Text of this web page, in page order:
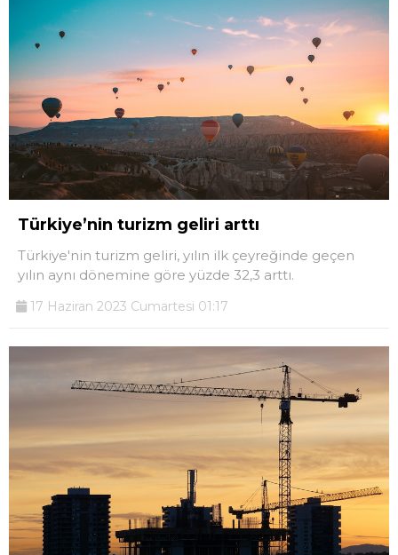
Türkiye’nin turizm geliri arttı
Türkiye'nin turizm geliri, yılın ilk çeyreğinde geçen
yılın aynı dönemine göre yüzde 32,3 arttı.
17 Haziran 2023 Cumartesi 01:17